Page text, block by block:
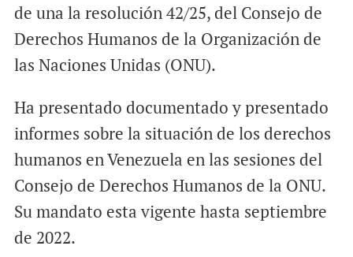
de una la resolución 42/25, del Consejo de
Derechos Humanos de la Organización de
las Naciones Unidas (ONU).
Ha presentado documentado y presentado
informes sobre la situación de los derechos
humanos en Venezuela en las sesiones del
Consejo de Derechos Humanos de la ONU.
Su mandato esta vigente hasta septiembre
de 2022.